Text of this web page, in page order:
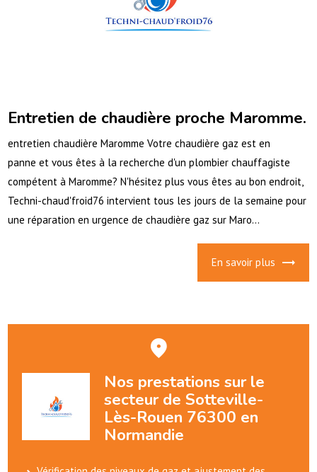
Entretien de chaudière proche Maromme.
entretien chaudière Maromme Votre chaudière gaz est en
panne et vous êtes à la recherche d'un plombier chauffagiste
compétent à Maromme? N'hésitez plus vous êtes au bon endroit,
Techni-chaud'froid76 intervient tous les jours de la semaine pour
une réparation en urgence de chaudière gaz sur Maro...
En savoir plus
Nos prestations sur le
secteur de Sotteville-
Lès-Rouen 76300 en
Normandie